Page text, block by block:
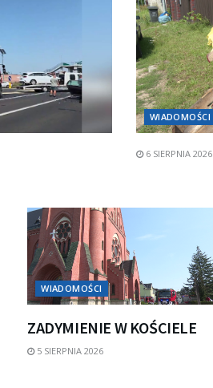
WIADOMOŚCI
6 SIERPNIA 2026
WIADOMOŚCI
ZADYMIENIE W KOŚCIELE
5 SIERPNIA 2026